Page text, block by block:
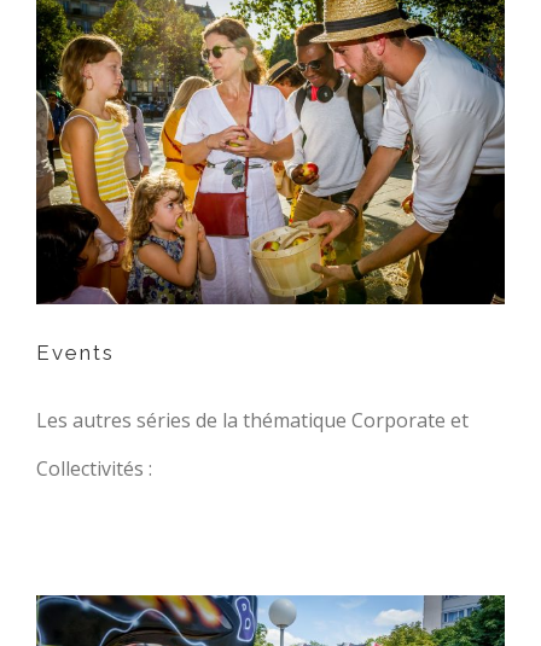
Events
Events
Les autres séries de la thématique Corporate et
Collectivités :